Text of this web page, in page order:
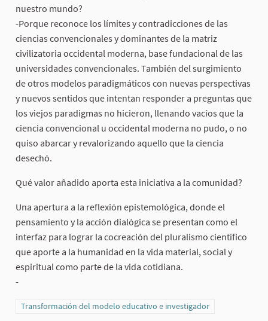
nuestro mundo?
-Porque reconoce los límites y contradicciones de las
ciencias convencionales y dominantes de la matriz
civilizatoria occidental moderna, base fundacional de las
universidades convencionales. También del surgimiento
de otros modelos paradigmáticos con nuevas perspectivas
y nuevos sentidos que intentan responder a preguntas que
los viejos paradigmas no hicieron, llenando vacíos que la
ciencia convencional u occidental moderna no pudo, o no
quiso abarcar y revalorizando aquello que la ciencia
desechó.
Qué valor añadido aporta esta iniciativa a la comunidad?
Una apertura a la reflexión epistemológica, donde el
pensamiento y la acción dialógica se presentan como el
interfaz para lograr la cocreación del pluralismo científico
que aporte a la humanidad en la vida material, social y
espiritual como parte de la vida cotidiana.
-
Filter results for category: Transformación del modelo educativo e
Transformación del modelo educativo e investigador